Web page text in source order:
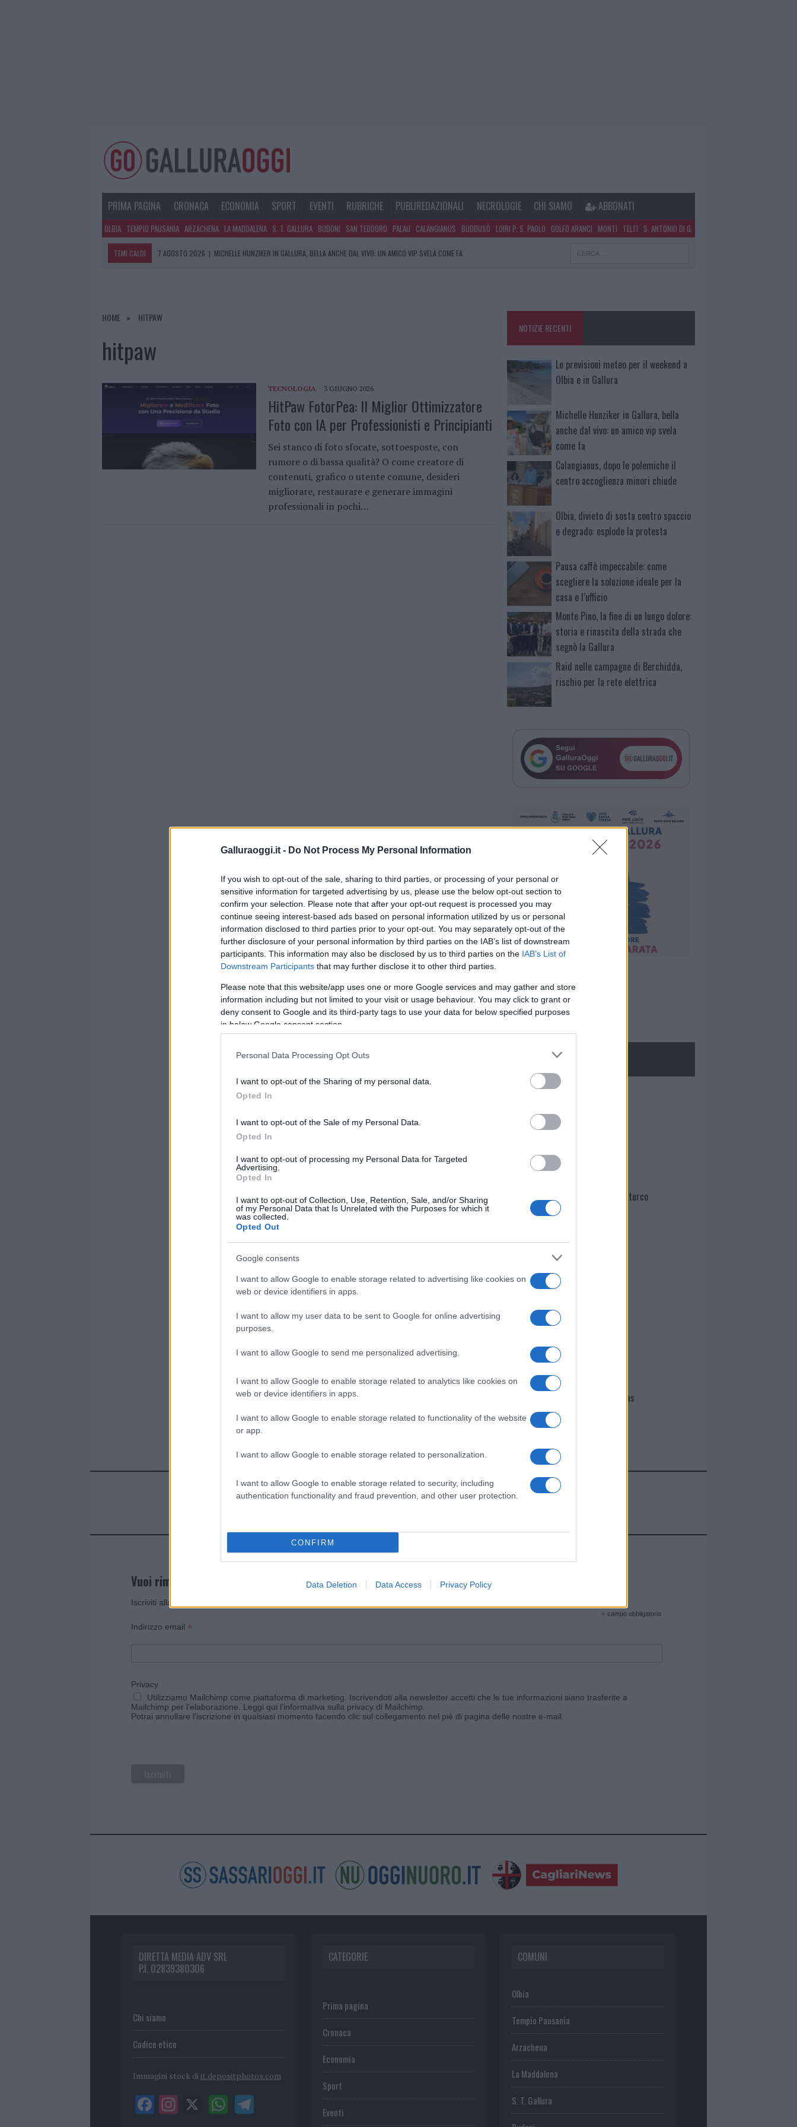
Galluraoggi.it - Do Not Process My Personal Information
If you wish to opt-out of the sale, sharing to third parties, or processing of your personal or
sensitive information for targeted advertising by us, please use the below opt-out section to
confirm your selection. Please note that after your opt-out request is processed you may
continue seeing interest-based ads based on personal information utilized by us or personal
information disclosed to third parties prior to your opt-out. You may separately opt-out of the
further disclosure of your personal information by third parties on the IAB’s list of downstream
participants. This information may also be disclosed by us to third parties on the IAB’s List of
Downstream Participants that may further disclose it to other third parties.
Please note that this website/app uses one or more Google services and may gather and store
information including but not limited to your visit or usage behaviour. You may click to grant or
deny consent to Google and its third-party tags to use your data for below specified purposes
in below Google consent section.
Personal Data Processing Opt Outs
I want to opt-out of the Sharing of my personal data.
Opted In
I want to opt-out of the Sale of my Personal Data.
Opted In
I want to opt-out of processing my Personal Data for Targeted
Advertising.
Opted In
I want to opt-out of Collection, Use, Retention, Sale, and/or Sharing
of my Personal Data that Is Unrelated with the Purposes for which it
was collected.
Opted Out
Google consents
I want to allow Google to enable storage related to advertising like cookies on
web or device identifiers in apps.
I want to allow my user data to be sent to Google for online advertising
purposes.
I want to allow Google to send me personalized advertising.
I want to allow Google to enable storage related to analytics like cookies on
web or device identifiers in apps.
I want to allow Google to enable storage related to functionality of the website
or app.
I want to allow Google to enable storage related to personalization.
I want to allow Google to enable storage related to security, including
authentication functionality and fraud prevention, and other user protection.
CONFIRM
Data Deletion Data Access Privacy Policy
PRIMA PAGINA CRONACA ECONOMIA SPORT EVENTI RUBRICHE PUBLIREDAZIONALI NECROLOGIE CHI SIAMO ABBONATI
OLBIA TEMPIO PAUSANIA ARZACHENA LA MADDALENA S. T. GALLURA BUDONI SAN TEODORO PALAU CALANGIANUS BUDDUSÒ LOIRI P. S. PAOLO GOLFO ARANCI MONTI TELTI S. ANTONIO DI G.
TEMI CALDI 7 AGOSTO 2026 | MICHELLE HUNZIKER IN GALLURA, BELLA ANCHE DAL VIVO: UN AMICO VIP SVELA COME FA
7 AGOSTO 2026
HOME HITPAW
hitpaw
TECNOLOGIA 3 GIUGNO 2026
HitPaw FotorPea: Il Miglior Ottimizzatore
Foto con IA per Professionisti e Principianti
Sei stanco di foto sfocate, sottoesposte, con
rumore o di bassa qualità? O come creatore di
contenuti, grafico o utente comune, desideri
migliorare, restaurare e generare immagini
professionali in pochi…
NOTIZIE RECENTI
Le previsioni meteo per il weekend a
Olbia e in Gallura
Michelle Hunziker in Gallura, bella
anche dal vivo: un amico vip svela
come fa
Calangianus, dopo le polemiche il
centro accoglienza minori chiude
Olbia, divieto di sosta contro spaccio
e degrado: esplode la protesta
Pausa caffè impeccabile: come
scegliere la soluzione ideale per la
casa e l’ufficio
Monte Pino, la fine di un lungo dolore:
storia e rinascita della strada che
segnò la Gallura
Raid nelle campagne di Berchidda,
rischio per la rete elettrica
NECROLOGIE
Martina Agostina Diturco
I nostri cari
I nostri cari
Giovannimaria Cabras
Invia un Comunicato Stampa|Pubblicità|Segnala
Vuoi rimanere sempre aggiornato?
Iscriviti alla newsletter di Gallura Oggi e ricevi le nostre email periodiche contenenti le ultime notizie pubblicate sul sito web!
* campo obbligatorio
Indirizzo email *
Privacy
Utilizziamo Mailchimp come piattaforma di marketing. Iscrivendoti alla newsletter accetti che le tue informazioni siano trasferite a
Mailchimp per l'elaborazione. Leggi qui l'informativa sulla privacy di Mailchimp
Potrai annullare l'iscrizione in qualsiasi momento facendo clic sul collegamento nel piè di pagina delle nostre e-mail.
DIRETTA MEDIA ADV SRL
P.I. 02839380306
Chi siamo
Codice etico
Immagini stock di it.depositphotos.com
CATEGORIE
Prima pagina
Cronaca
Economia
Sport
Eventi
COMUNI
Olbia
Tempio Pausania
Arzachena
La Maddalena
S. T. Gallura